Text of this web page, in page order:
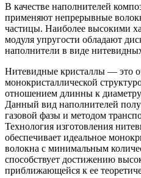
В качестве наполнителей
применяют непрерывные
частицы. Наиболее высокими
модуля упругости обладают
наполнители в виде
Нитевидные кристаллы — это
монокристаллической
отношением длинны к
Данный вид наполнителей
газовой фазы и методом
Технология изготовления
обеспечивает идеальное
волокна с минимальным
способствует достижению
приближающейся к ее